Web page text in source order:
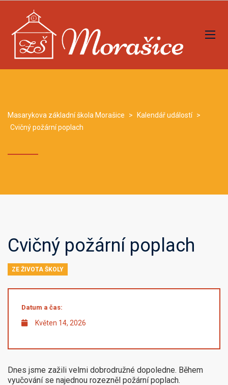
Masarykova základní škola Morašice > Kalendář událostí >
Cvičný požární poplach
Cvičný požární poplach
ZE ŽIVOTA ŠKOLY
Datum a čas:
Květen 14, 2026
Dnes jsme zažili velmi dobrodružné dopoledne. Během
vyučování se najednou rozezněl požární poplach.